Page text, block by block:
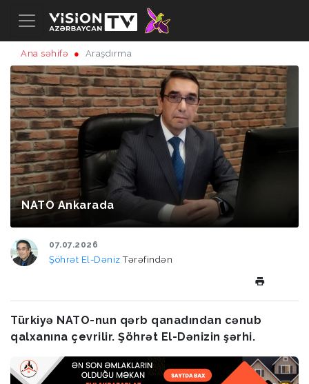
Ana səhifə Araşdırma
NATO Ankarada
07.07.2026
Şöhrət El-DənizTərəfindən
Türkiyə NATO-nun qərb qanadından cənub
qalxanına çevrilir. Şöhrət El-Dənizin şərhi.